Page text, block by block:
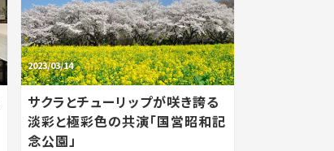
2023/03/14
サクラとチューリップが咲き誇る
淡彩と極彩色の共演「国営昭和記
念公園」